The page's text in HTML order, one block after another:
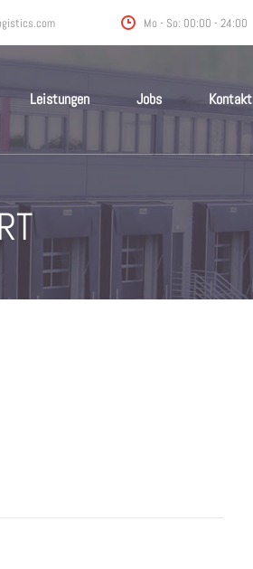
Mo - So: 00:00 - 24:00
Leistungen Jobs Kontakt